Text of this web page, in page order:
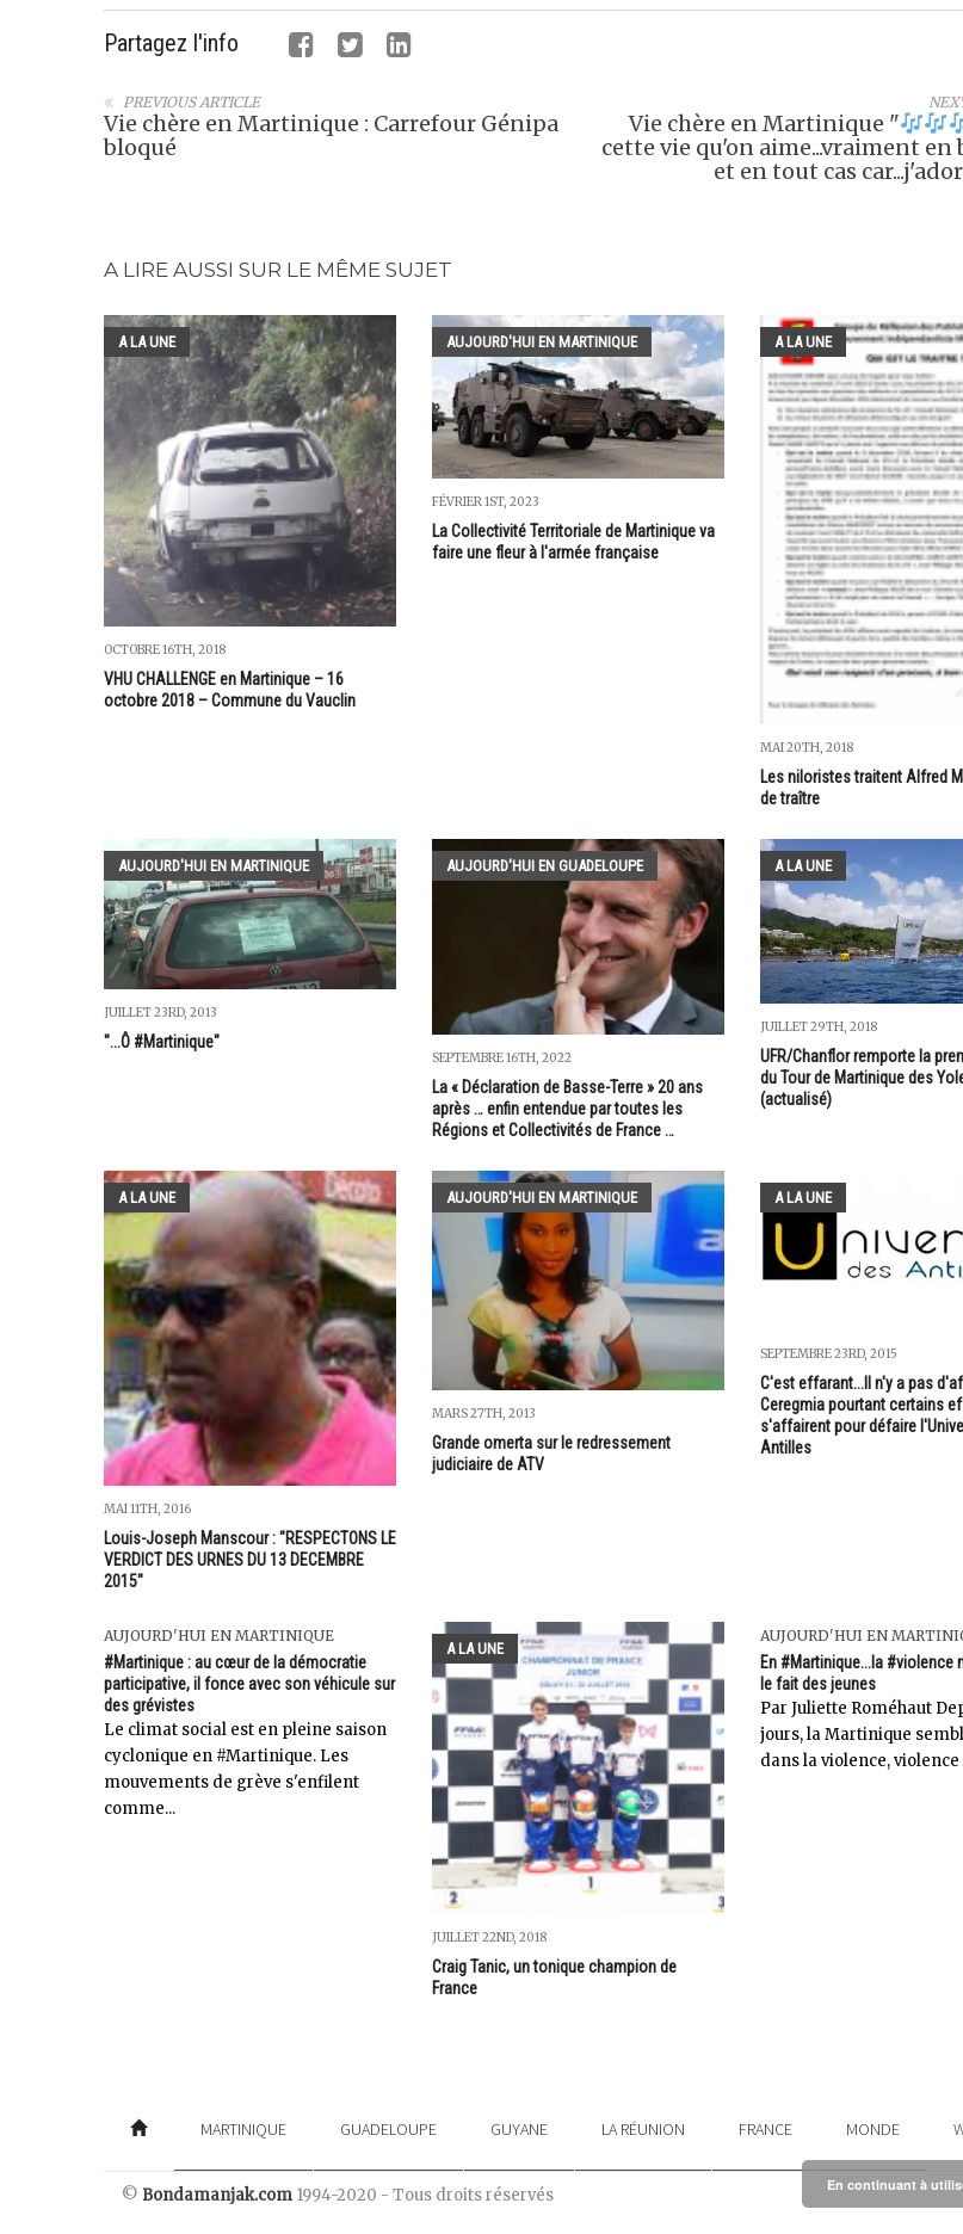
Partagez l'info
Vie chère en Martinique "
cette vie qu'on aime...vraiment en
et en tout cas
PREVIOUS ARTICLE
Vie chère en Martinique : Carrefour Génipa
bloqué
A LIRE AUSSI SUR LE MÊME SUJET
A LA UNE
OCTOBRE 16TH, 2018
VHU CHALLENGE en Martinique – 16
octobre 2018 – Commune du Vauclin
AUJOURD'HUI EN MARTINIQUE
FÉVRIER 1ST, 2023
La Collectivité Territoriale de Martinique va
faire une fleur à l'armée française
A LA UNE
MAI 20TH, 2018
Les niloristes traitent Alfred
de traître
AUJOURD'HUI EN MARTINIQUE
JUILLET 23RD, 2013
"...Ô #Martinique"
AUJOURD'HUI EN GUADELOUPE
SEPTEMBRE 16TH, 2022
La « Déclaration de Basse-Terre » 20 ans
après … enfin entendue par toutes les
Régions et Collectivités de France …
A LA UNE
JUILLET 29TH, 2018
UFR/Chanflor remporte la
du Tour de Martinique des
(actualisé)
A LA UNE
MAI 11TH, 2016
Louis-Joseph Manscour : "RESPECTONS LE
VERDICT DES URNES DU 13 DECEMBRE
2015"
AUJOURD'HUI EN MARTINIQUE
MARS 27TH, 2013
Grande omerta sur le redressement
judiciaire de ATV
A LA UNE
SEPTEMBRE 23RD, 2015
C'est effarant...Il n'y a pas
Ceregmia pourtant certains
s'affairent pour défaire
Antilles
AUJOURD'HUI EN MARTINIQUE
#Martinique : au cœur de la démocratie
participative, il fonce avec son véhicule sur
des grévistes
Le climat social est en pleine saison
cyclonique en #Martinique. Les
mouvements de grève s'enfilent
comme...
A LA UNE
JUILLET 22ND, 2018
Craig Tanic, un tonique champion de
France
AUJOURD'HUI EN
En #Martinique...la #violence
le fait des jeunes
Par Juliette Roméhaut
jours, la Martinique
dans la violence, violence
MARTINIQUE GUADELOUPE GUYANE LA RÉUNION FRANCE MONDE
© Bondamanjak.com 1994-2020 - Tous droits réservés
En continuant à